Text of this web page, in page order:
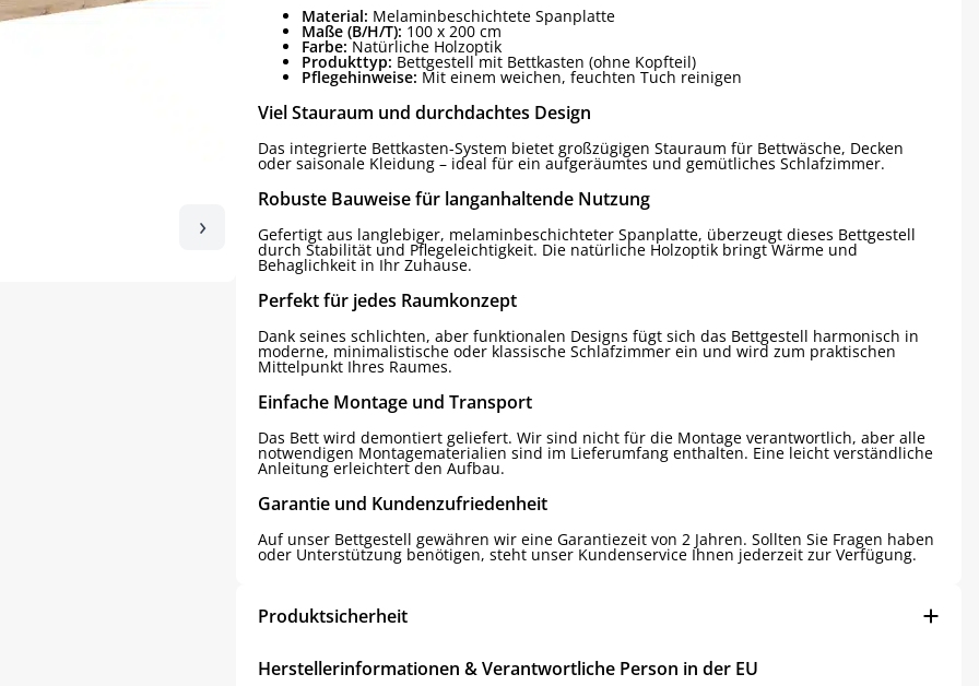
›
Material: Melaminbeschichtete Spanplatte
Maße (B/H/T): 100 x 200 cm
Farbe: Natürliche Holzoptik
Produkttyp: Bettgestell mit Bettkasten (ohne Kopfteil)
Pflegehinweise: Mit einem weichen, feuchten Tuch reinigen
Viel Stauraum und durchdachtes Design
Das integrierte Bettkasten-System bietet großzügigen Stauraum für Bettwäsche, Decken
oder saisonale Kleidung – ideal für ein aufgeräumtes und gemütliches Schlafzimmer.
Robuste Bauweise für langanhaltende Nutzung
Gefertigt aus langlebiger, melaminbeschichteter Spanplatte, überzeugt dieses Bettgestell
durch Stabilität und Pflegeleichtigkeit. Die natürliche Holzoptik bringt Wärme und
Behaglichkeit in Ihr Zuhause.
Perfekt für jedes Raumkonzept
Dank seines schlichten, aber funktionalen Designs fügt sich das Bettgestell harmonisch in
moderne, minimalistische oder klassische Schlafzimmer ein und wird zum praktischen
Mittelpunkt Ihres Raumes.
Einfache Montage und Transport
Das Bett wird demontiert geliefert. Wir sind nicht für die Montage verantwortlich, aber alle
notwendigen Montagematerialien sind im Lieferumfang enthalten. Eine leicht verständliche
Anleitung erleichtert den Aufbau.
Garantie und Kundenzufriedenheit
Auf unser Bettgestell gewähren wir eine Garantiezeit von 2 Jahren. Sollten Sie Fragen haben
oder Unterstützung benötigen, steht unser Kundenservice Ihnen jederzeit zur Verfügung.
Produktsicherheit
Herstellerinformationen & Verantwortliche Person in der EU